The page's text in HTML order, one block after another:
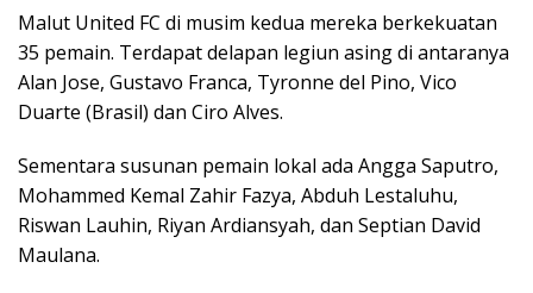
Malut United FC di musim kedua mereka berkekuatan
35 pemain. Terdapat delapan legiun asing di antaranya
Alan Jose, Gustavo Franca, Tyronne del Pino, Vico
Duarte (Brasil) dan Ciro Alves.
Sementara susunan pemain lokal ada Angga Saputro,
Mohammed Kemal Zahir Fazya, Abduh Lestaluhu,
Riswan Lauhin, Riyan Ardiansyah, dan Septian David
Maulana.